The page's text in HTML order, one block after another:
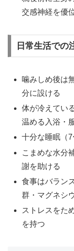
交感神経を優
日常生活での
噛みしめ後は
分に設ける
体が冷えてい
温める入浴・
十分な睡眠（
こまめな水分
謝を助ける
食事はバラン
群・マグネシ
ストレスをた
を持つ